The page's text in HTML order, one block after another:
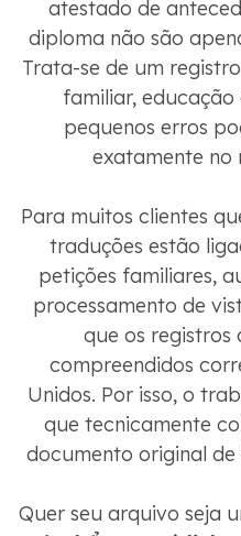
atestado de
diploma não são
Trata-se de um
familiar,
pequenos erros
exatamente no
Para muitos clientes
traduções estão
petições familiares,
processamento de
que os registros
compreendidos
Unidos. Por isso, o
que tecnicamente
documento original
Quer seu arquivo seja